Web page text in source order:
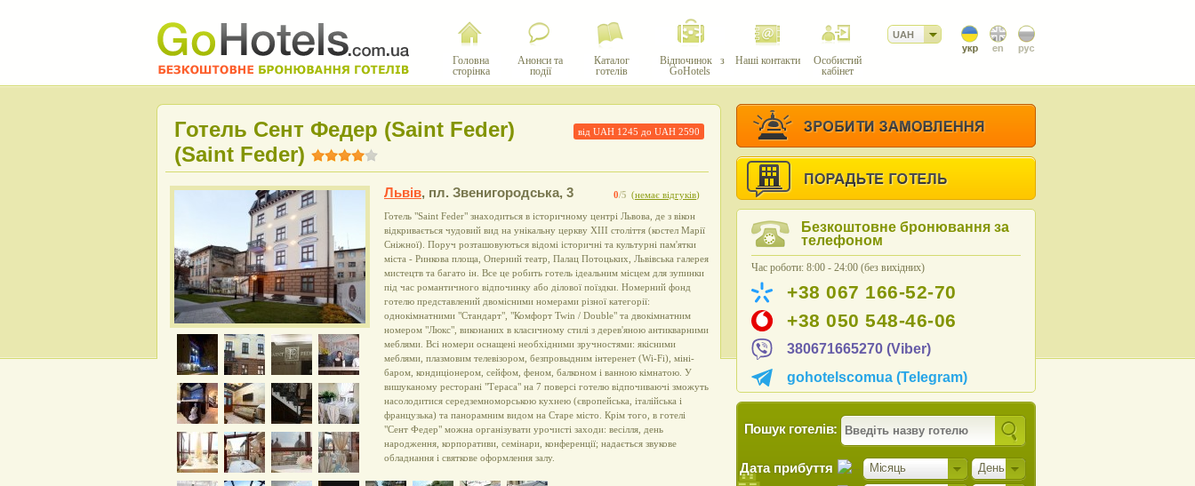
Головна
сторінка
Анонси та
події
Каталог
готелів
Відпочинок з
GoHotels
Наші контакти
Особистий
кабінет
UAH
від UAH 1245 до UAH2590
Готель Сент Федер (Saint Feder)
(Saint Feder)
0/5 (немає відгуків)
Львів, пл. Звенигородська, 3
Готель "Saint Feder" знаходиться в історичному центрі Львова, де з вікон
відкривається чудовий вид на унікальну церкву XIII століття (костел Марії
Сніжної). Поруч розташовуються відомі історичні та культурні пам'ятки
міста - Ринкова площа, Оперний театр, Палац Потоцьких, Львівська галерея
мистецтв та багато ін. Все це робить готель ідеальним місцем для зупинки
під час романтичного відпочинку або ділової поїздки. Номерний фонд
готелю представлений двомісними номерами різної категорії:
однокімнатними "Стандарт", "Комфорт Twin / Double" та двокімнатним
номером "Люкс", виконаних в класичному стилі з дерев'яною антикварними
меблями. Всі номери оснащені необхідними зручностями: якісними
меблями, плазмовим телевізором, безпровыдним інтеренет (Wi-Fi), міні-
баром, кондиціонером, сейфом, феном, балконом і ванною кімнатою. У
вишуканому ресторані "Тераса" на 7 поверсі готелю відпочиваючі зможуть
насолодитися середземноморською кухнею (європейська, італійська і
французька) та панорамним видом на Старе місто. Крім того, в готелі
"Сент Федер" можна організувати урочисті заходи: весілля, день
народження, корпоративи, семінари, конференції; надається звукове
обладнання і святкове оформлення залу.
Безкоштовне бронювання за
телефоном
Час роботи: 8:00 - 24:00 (без вихідних)
+38 067 166-52-70
+38 050 548-46-06
380671665270 (Viber)
gohotelscomua (Telegram)
Пошук готелів:
Місяць День
Дата прибуття